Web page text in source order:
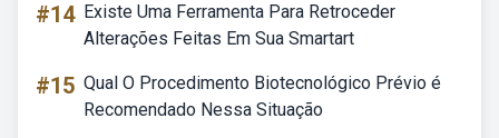
#14 Existe Uma Ferramenta Para Retroceder
Alterações Feitas Em Sua Smartart
#15 Qual O Procedimento Biotecnológico Prévio é
Recomendado Nessa Situação